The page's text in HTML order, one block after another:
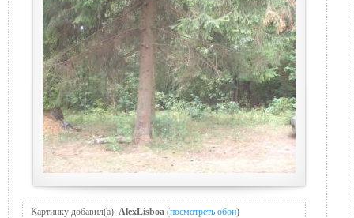
Картинку добавил(а): AlexLisboa (посмотреть обои)